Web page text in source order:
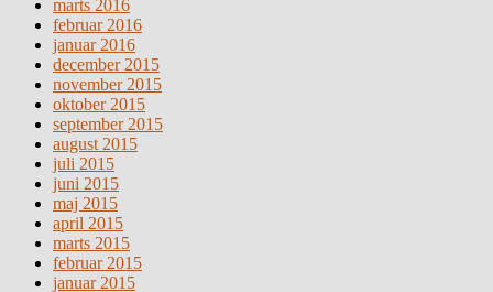
marts 2016
februar 2016
januar 2016
december 2015
november 2015
oktober 2015
september 2015
august 2015
juli 2015
juni 2015
maj 2015
april 2015
marts 2015
februar 2015
januar 2015